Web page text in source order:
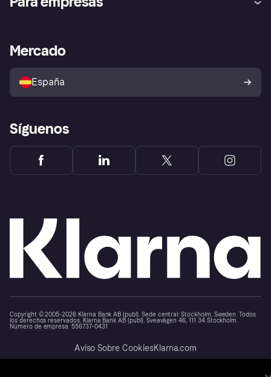
Inicio de sesión
Directorio de tiendas
Política de protección al
comprador de Klarna
Reclamaciones
Acceso empresas
Mercado
España
Síguenos
Copyright © 2005-2026 Klarna Bank AB (publ). Sede central: Stockholm, Sweden. Todos
los derechos reservados. Klarna Bank AB (publ). Sveavägen 46, 111 34 Stockholm.
Número de empresa: 556737-0431
Aviso Sobre CookiesKlarna.com